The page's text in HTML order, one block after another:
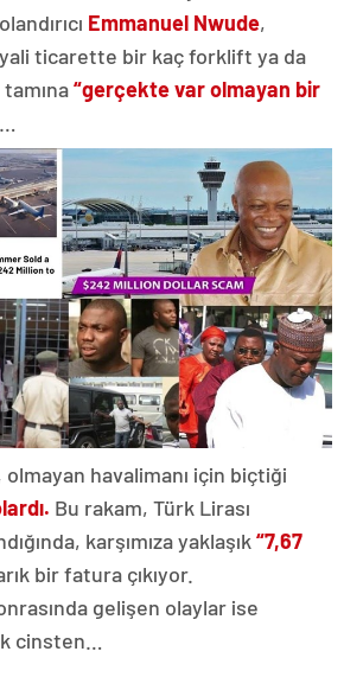
Emmanuel Nwude,
ticarette bir kaç forklift ya da
“gerçekte var olmayan bir
olmayan havalimanı için biçtiği
Bu rakam, Türk Lirası
karşımıza yaklaşık“7,67
bir fatura çıkıyor.
gelişen olaylar ise
cinsten…